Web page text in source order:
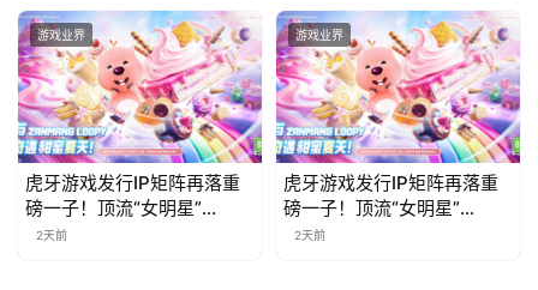
游戏业界
虎牙游戏发行IP矩阵再落重
磅一子！顶流“女明星”
ZANMANG LOOPY 正版3D
2天前
游戏业界
虎牙游戏发行IP矩阵再落重
磅一子！顶流“女明星”
ZANMANG LOOPY 正版3D
2天前